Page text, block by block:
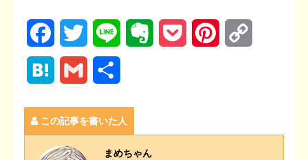
a
e
b
w
t
e
t
e
a
この記事を書いた人
まめちゃん